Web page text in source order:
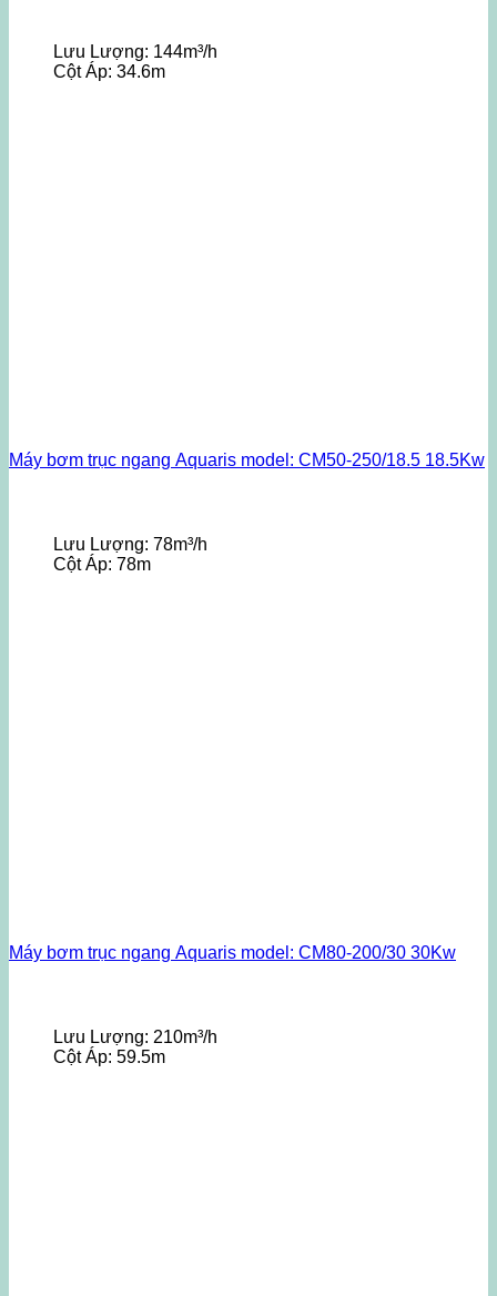
Lưu Lượng: 144m³/h
Cột Áp: 34.6m
Máy bơm trục ngang Aquaris model: CM50-250/18.5 18.5Kw
Lưu Lượng: 78m³/h
Cột Áp: 78m
Máy bơm trục ngang Aquaris model: CM80-200/30 30Kw
Lưu Lượng: 210m³/h
Cột Áp: 59.5m